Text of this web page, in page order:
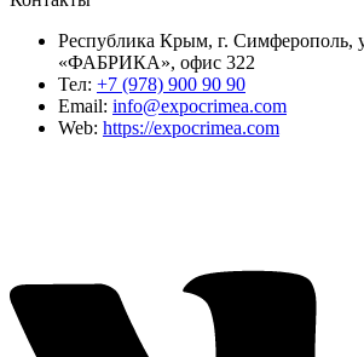
Республика Крым, г. Симферополь,
«ФАБРИКА», офис 322
Тел: +7 (978) 900 90 90
Email: info@expocrimea.com
Web: https://expocrimea.com